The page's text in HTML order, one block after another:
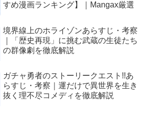
すめ漫画ランキング】｜Mangax厳選
境界線上のホライゾンあらすじ・考察
｜「歴史再現」に挑む武蔵の生徒たち
の群像劇を徹底解説
ガチャ勇者のストーリークエスト!!あ
らすじ・考察｜運だけで異世界を生き
抜く理不尽コメディを徹底解説